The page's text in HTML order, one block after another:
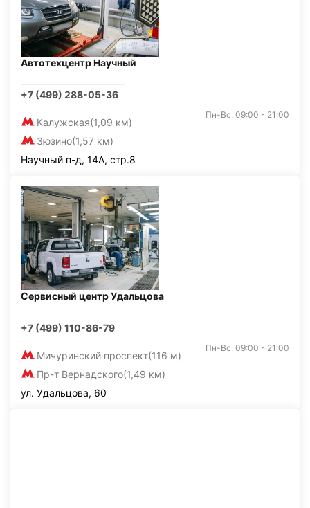
Автотехцентр Научный
+7 (499) 288-05-36
Калужская(1,09 км)
Зюзино(1,57 км)
Пн-Вс: 09:00 - 21:00
Научный п-д, 14А, стр.8
Сервисный центр Удальцова
+7 (499) 110-86-79
Мичуринский проспект(116 м)
Пр-т Вернадского(1,49 км)
Пн-Вс: 09:00 - 21:00
ул. Удальцова, 60